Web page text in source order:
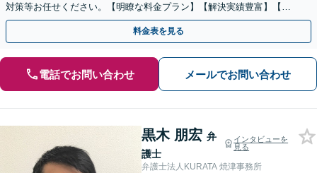
対策等お任せください。【明瞭な料金プラン】【解決実績豊富】【電
話相談可】
料金表を見る
電話でお問い合わせ メールでお問い合わせ
黒木 朋宏 弁
護士
インタビューを
見る
弁護士法人KURATA 焼津事務所